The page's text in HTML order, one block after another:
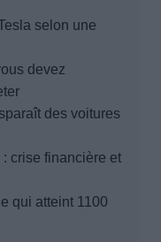
selon une
devez
des voitures
crise financière et
qui atteint 1100